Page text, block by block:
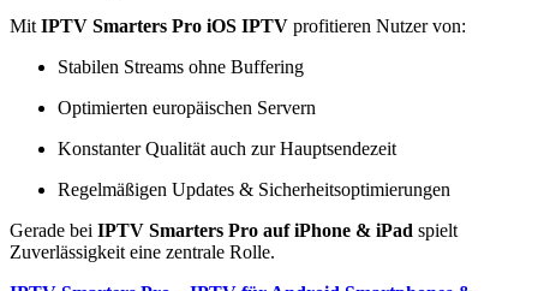
Mit IPTV Smarters Pro iOS IPTV profitieren Nutzer von:
Stabilen Streams ohne Buffering
Optimierten europäischen Servern
Konstanter Qualität auch zur Hauptsendezeit
Regelmäßigen Updates & Sicherheitsoptimierungen
Gerade bei IPTV Smarters Pro auf iPhone & iPad spielt
Zuverlässigkeit eine zentrale Rolle.